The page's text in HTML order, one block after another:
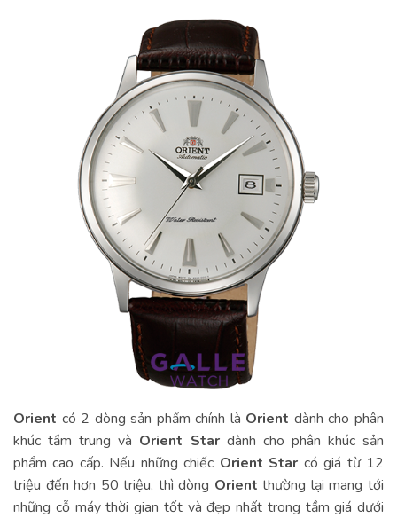
Orient có 2 dòng sản phẩm chính là Orient dành cho phân
khúc tầm trung và Orient Stardành cho phân khúc sản
phẩm cao cấp. Nếu những chiếc Orient Star có giá từ 12
triệu đến hơn 50 triệu, thì dòng Orient thường lại mang tới
những cỗ máy thời gian tốt và đẹp nhất trong tầm giá dưới